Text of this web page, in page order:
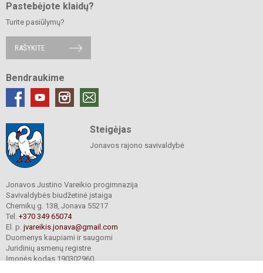
Pastebėjote klaidų?
Turite pasiūlymų?
RAŠYKITE
Bendraukime
Steigėjas
Jonavos rajono savivaldybė
Jonavos Justino Vareikio progimnazija
Savivaldybės biudžetinė įstaiga
Chemikų g. 138, Jonava 55217
Tel. +370 349 65074
El. p. jvareikis.jonava@gmail.com
Duomenys kaupiami ir saugomi
Juridinių asmenų registre
Įmonės kodas 190302960